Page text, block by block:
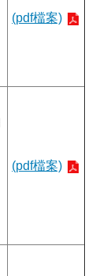
(pdf檔案)
(pdf檔案)